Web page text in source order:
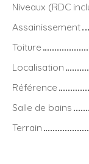
Niveaux (RDC
Assainissement
Toiture
Localisation
Référence
Salle de bains
Terrain